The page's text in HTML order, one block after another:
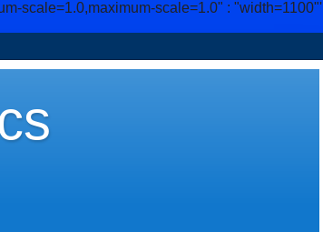
scale=1.0,maximum-scale=1.0" : "width=1100"'